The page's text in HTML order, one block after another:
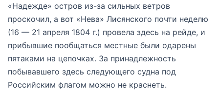
«Надежде» остров из-за сильных ветров
проскочил, а вот «Нева» Лисянского почти неделю
(16 — 21 апреля 1804 г.) провела здесь на рейде, и
прибывшие пообщаться местные были одарены
пятаками на цепочках. За принадлежность
побывавшего здесь следующего судна под
Российским флагом можно не краснеть.